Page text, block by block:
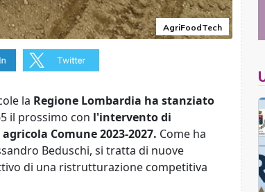
AgriFoodTech
la Regione Lombardia ha stanziato
il prossimo con l'intervento di
Comune 2023-2027. Come ha
Beduschi, si tratta di nuove
di una ristrutturazione competitiva